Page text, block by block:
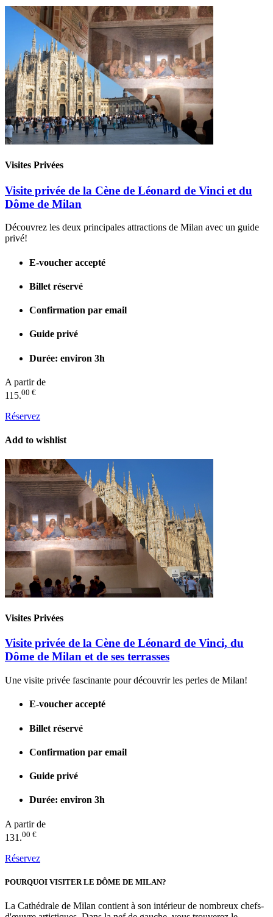
Visites Privées
Visite privée de la Cène de Léonard de Vinci et du
Dôme de Milan
Découvrez les deux principales attractions de Milan avec un guide
privé!
E-voucher accepté
Billet réservé
Confirmation par email
Guide privé
Durée: environ 3h
A partir de
115.00 €
Réservez
Add to wishlist
Visites Privées
Visite privée de la Cène de Léonard de Vinci, du
Dôme de Milan et de ses terrasses
Une visite privée fascinante pour découvrir les perles de Milan!
E-voucher accepté
Billet réservé
Confirmation par email
Guide privé
Durée: environ 3h
A partir de
131.00 €
Réservez
POURQUOI VISITER LE DÔME DE MILAN?
La Cathédrale de Milan contient à son intérieur de nombreux chefs-